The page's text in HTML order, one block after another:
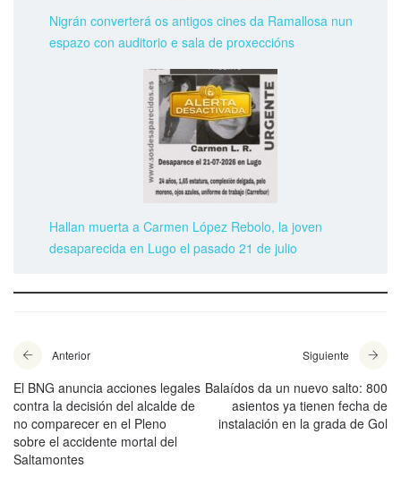
Nigrán converterá os antigos cines da Ramallosa nun
espazo con auditorio e sala de proxeccións
Hallan muerta a Carmen López Rebolo, la joven
desaparecida en Lugo el pasado 21 de julio
Anterior
El BNG anuncia acciones legales
contra la decisión del alcalde de
no comparecer en el Pleno
sobre el accidente mortal del
Saltamontes
Siguiente
Balaídos da un nuevo salto: 800
asientos ya tienen fecha de
instalación en la grada de Gol